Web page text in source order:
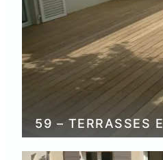
59 – TERRASSES